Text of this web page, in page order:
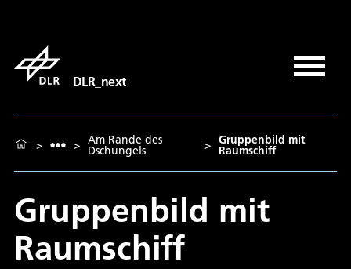
DLR_next
> > Am Rande des
Dschungels > Gruppenbild mit
Raumschiff
Gruppenbild mit
Raumschiff